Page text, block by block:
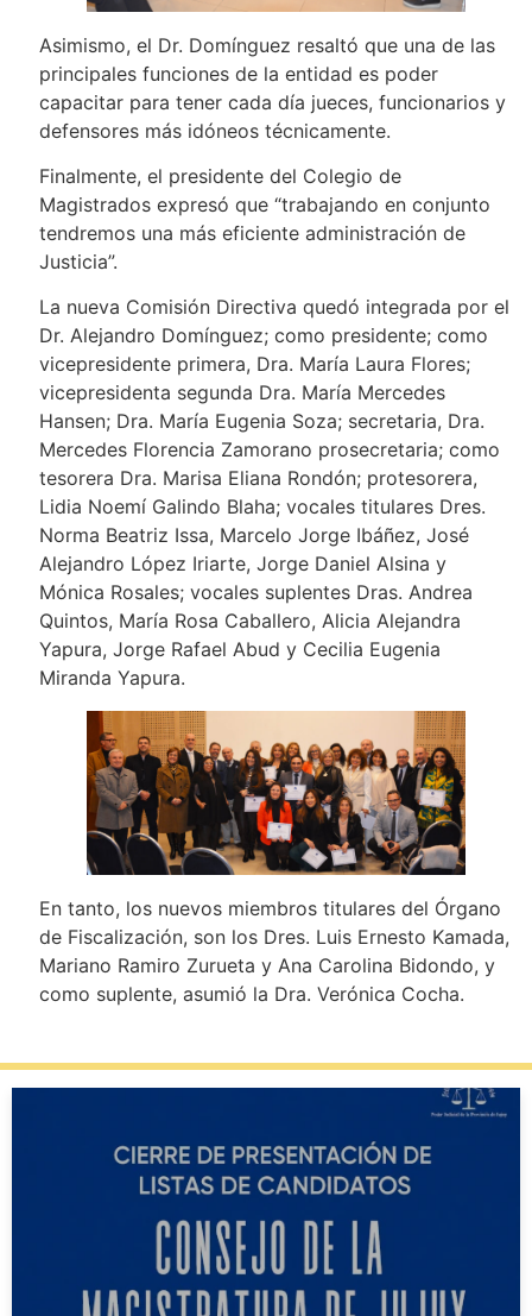
Asimismo, el Dr. Domínguez resaltó que una de las
principales funciones de la entidad es poder
capacitar para tener cada día jueces, funcionarios y
defensores más idóneos técnicamente.
Finalmente, el presidente del Colegio de
Magistrados expresó que “trabajando en conjunto
tendremos una más eficiente administración de
Justicia”.
La nueva Comisión Directiva quedó integrada por el
Dr. Alejandro Domínguez; como presidente; como
vicepresidente primera, Dra. María Laura Flores;
vicepresidenta segunda Dra. María Mercedes
Hansen; Dra. María Eugenia Soza; secretaria, Dra.
Mercedes Florencia Zamorano prosecretaria; como
tesorera Dra. Marisa Eliana Rondón; protesorera,
Lidia Noemí Galindo Blaha; vocales titulares Dres.
Norma Beatriz Issa, Marcelo Jorge Ibáñez, José
Alejandro López Iriarte, Jorge Daniel Alsina y
Mónica Rosales; vocales suplentes Dras. Andrea
Quintos, María Rosa Caballero, Alicia Alejandra
Yapura, Jorge Rafael Abud y Cecilia Eugenia
Miranda Yapura.
En tanto, los nuevos miembros titulares del Órgano
de Fiscalización, son los Dres. Luis Ernesto Kamada,
Mariano Ramiro Zurueta y Ana Carolina Bidondo, y
como suplente, asumió la Dra. Verónica Cocha.